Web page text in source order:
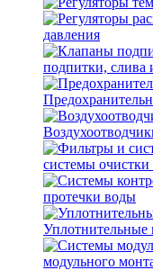
давления
подпитки, слива
системы
протечки воды
Уплотнительные
модульного